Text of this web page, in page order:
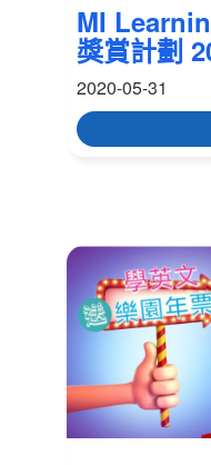
MI
獎賞計劃
2020-05-31